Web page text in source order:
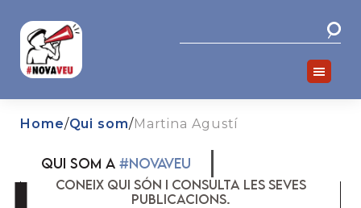
primary
navigation
main
content
Home/Qui som/Martina Agustí
QUI SOM A #NOVAVEU
CONEIX QUI SÓN I CONSULTA LES SEVES
PUBLICACIONS.